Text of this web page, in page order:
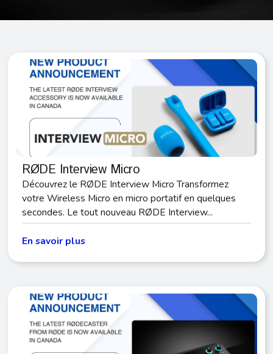
RØDE Interview Micro
Découvrez le RØDE Interview Micro Transformez
votre Wireless Micro en micro portatif en quelques
secondes. Le tout nouveau RØDE Interview...
En savoir plus